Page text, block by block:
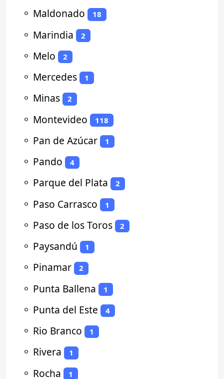
⚬ Maldonado 18
⚬ Marindia 2
⚬ Melo 2
⚬ Mercedes 1
⚬ Minas 2
⚬ Montevideo 118
⚬ Pan de Azúcar 1
⚬ Pando 4
⚬ Parque del Plata 2
⚬ Paso Carrasco 1
⚬ Paso de los Toros 2
⚬ Paysandú 1
⚬ Pinamar 2
⚬ Punta Ballena 1
⚬ Punta del Este 4
⚬ Rio Branco 1
⚬ Rivera 1
⚬ Rocha 1